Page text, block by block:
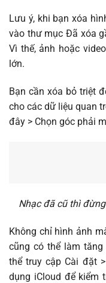
Lưu ý, khi bạn xóa
vào thư mục Đã xóa
Vì thế, ảnh hoặc
lớn.
Bạn cần xóa bỏ triệt
cho các dữ liệu quan
đây > Chọn góc phải
Nhạc đã cũ thì
Không chỉ hình ảnh
cũng có thể làm
thể truy cập Cài đặt
dụng iCloud để kiểm